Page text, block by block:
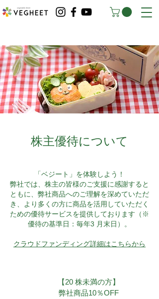
株主優待について
「ベジート」を体験しよう！
弊社では、株主の皆様のご支援に感謝すると
ともに、弊社商品へのご理解を深めていただ
き、より多くの方に商品を活用していただく
ための優待サービスを提供しております（※
優待の基準日：毎年3 月末日）。
クラウドファンディング詳細はこちらから
【20 株未満の方】
弊社商品10％OFF